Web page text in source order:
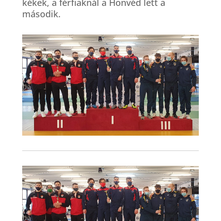
kékek, a férfiaknál a Honvéd lett a
második.